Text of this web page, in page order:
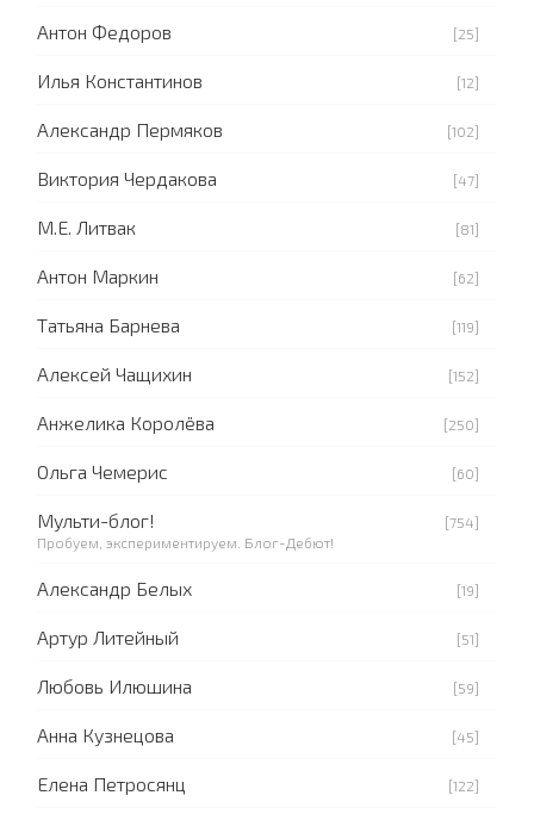
Антон Федоров [25]
Илья Константинов [12]
Александр Пермяков [102]
Виктория Чердакова [47]
М.Е. Литвак [81]
Антон Маркин [62]
Татьяна Барнева [119]
Алексей Чащихин [152]
Анжелика Королёва [250]
Ольга Чемерис [60]
Мульти-блог!
[754]
Пробуем, экспериментируем. Блог-Дебют!
Александр Белых [19]
Артур Литейный [51]
Любовь Илюшина [59]
Анна Кузнецова [45]
Елена Петросянц [122]